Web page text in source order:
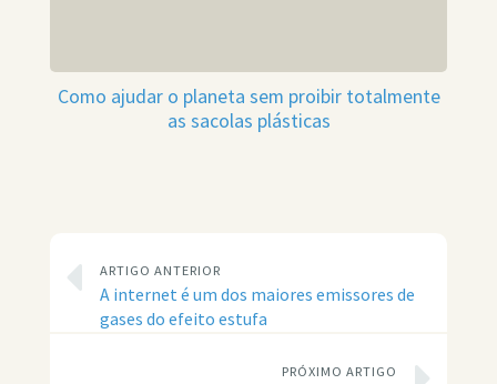
Como ajudar o planeta sem proibir totalmente
as sacolas plásticas
ARTIGO ANTERIOR
A internet é um dos maiores emissores de
gases do efeito estufa
PRÓXIMO ARTIGO